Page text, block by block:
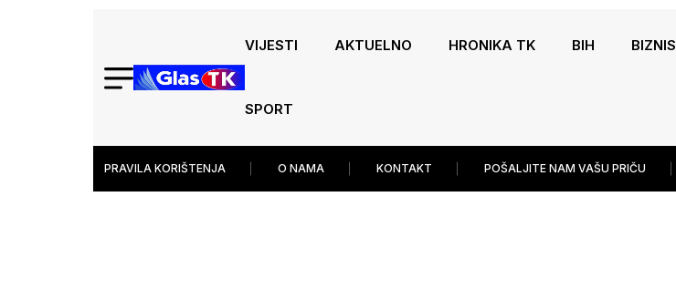
VIJESTI AKTUELNO HRONIKA TK BIH BIZNIS
SPORT
PRAVILA KORIŠTENJA O NAMA KONTAKT POŠALJITE NAM VAŠU PRIČU